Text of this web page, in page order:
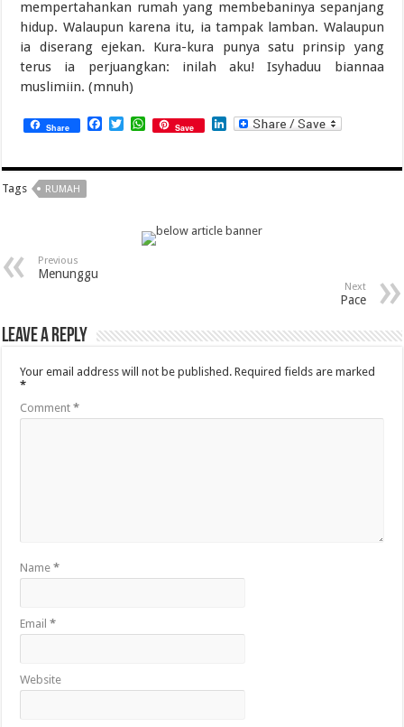
mempertahankan rumah yang membebaninya sepanjang
hidup. Walaupun karena itu, ia tampak lamban. Walaupun
ia diserang ejekan. Kura-kura punya satu prinsip yang
terus ia perjuangkan: inilah aku! Isyhaduu biannaa
muslimiin. (mnuh)
Share Facebook
TwitterWhatsApp
Save LinkedIn
Tags RUMAH
Previous
Menunggu
Next
Pace
Leave a Reply
Your email address will not be published. Required fields are marked
*
Comment*
Name*
Email*
Website